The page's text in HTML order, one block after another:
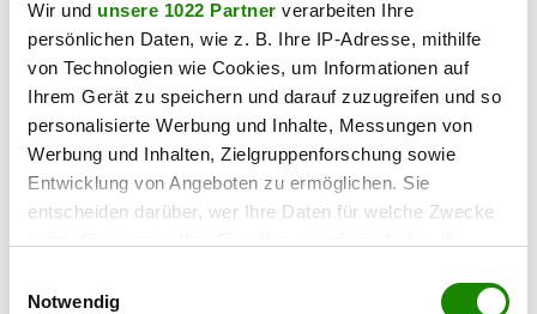
Wir und unsere 1022 Partner verarbeiten Ihre
persönlichen Daten, wie z. B. Ihre IP-Adresse, mithilfe
von Technologien wie Cookies, um Informationen auf
Ihrem Gerät zu speichern und darauf zuzugreifen und so
personalisierte Werbung und Inhalte, Messungen von
Werbung und Inhalten, Zielgruppenforschung sowie
Entwicklung von Angeboten zu ermöglichen. Sie
entscheiden darüber, wer Ihre Daten für welche Zwecke
Trigger Symbol ändern oder widerrufen
Notwendig
teilen
tags
#passion author #lilli platzer